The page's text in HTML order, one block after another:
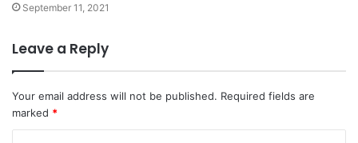
September 11, 2021
Leave a Reply
Your email address will not be published. Required fields are
marked *